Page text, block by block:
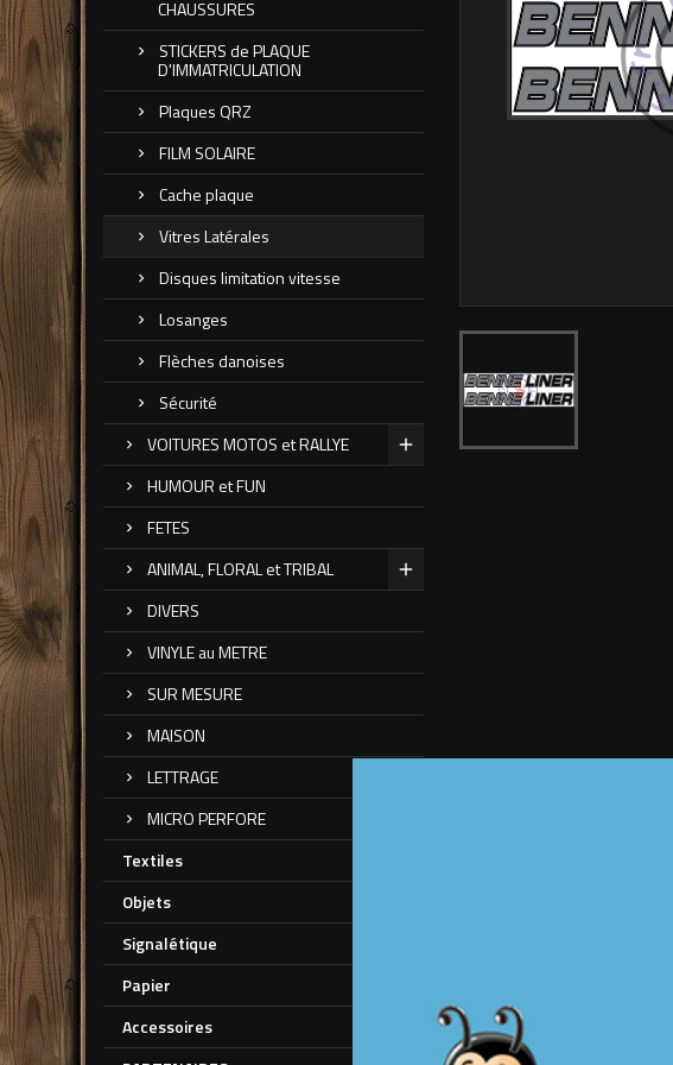
CHAUSSURES
STICKERS de PLAQUE
D'IMMATRICULATION
Plaques QRZ
FILM SOLAIRE
Cache plaque
Vitres Latérales
Disques limitation vitesse
Losanges
Flèches danoises
Sécurité
VOITURES MOTOS et RALLYE
HUMOUR et FUN
FETES
ANIMAL, FLORAL et TRIBAL
DIVERS
VINYLE au METRE
SUR MESURE
MAISON
LETTRAGE
MICRO PERFORE
Textiles
Objets
Signalétique
Papier
Accessoires
La taille d'un sticker est de